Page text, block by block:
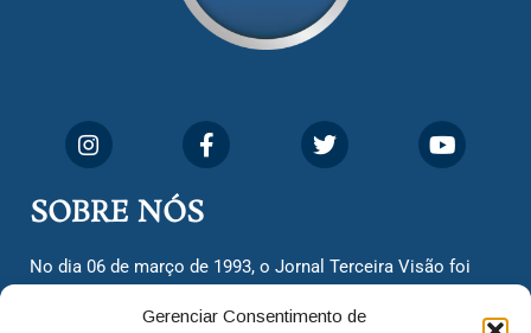
Gerenciar Consentimento de
SOBRE NÓS
No dia 06 de março de 1993, o Jornal Terceira Visão foi
cidadãos valinhenses, já que naquela época só existiam